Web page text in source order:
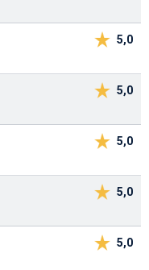
5,0
5,0
5,0
5,0
5,0